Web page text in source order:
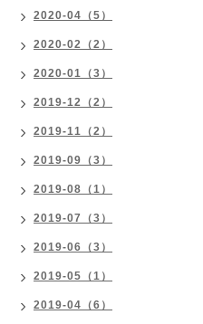
2020-04（5）
2020-02（2）
2020-01（3）
2019-12（2）
2019-11（2）
2019-09（3）
2019-08（1）
2019-07（3）
2019-06（3）
2019-05（1）
2019-04（6）